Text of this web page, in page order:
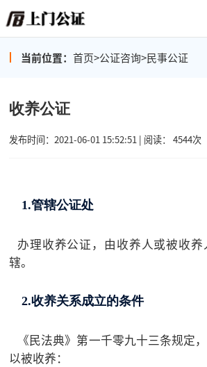
当前位置： 首页>公证咨询>民事公证
收养公证
发布时间：2021-06-01 15:52:51 | 阅读： 4544次
1.管辖公证处
办理收养公证，由收养人或被收
辖。
2.收养关系成立的条件
《民法典》第一千零九十三条规定
以被收养：